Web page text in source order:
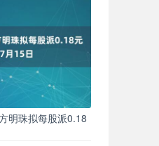
明珠拟每股派0.18